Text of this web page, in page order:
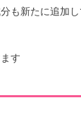
も新たに追加
す